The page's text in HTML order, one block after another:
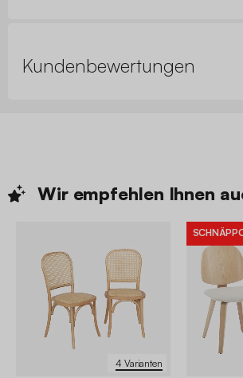
Kundenbewertungen
Wir empfehlen Ihnen
4 Varianten